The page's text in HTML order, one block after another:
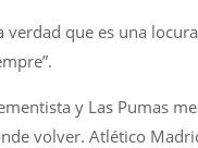
verdad que es una
y Las Pumas
volver. Atlético